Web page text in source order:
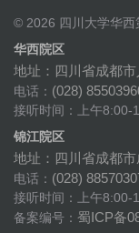
© 2026 四川大学华西
华西院区
地址：四川省成都
电话： (028)
接听时间：上午8:00-
锦江院区
地址：四川省成都
电话： (028)
接听时间：上午8:00-
备案编号： 蜀ICP备